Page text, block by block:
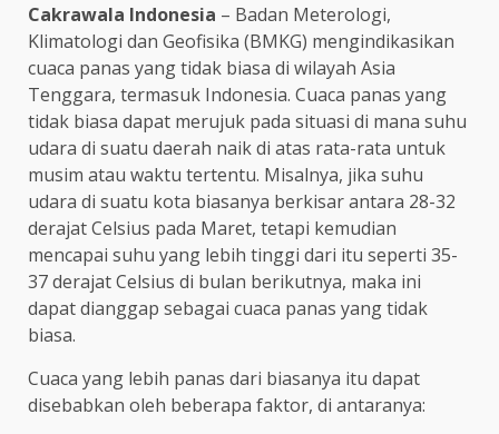
Cakrawala Indonesia – Badan Meterologi,
Klimatologi dan Geofisika (BMKG) mengindikasikan
cuaca panas yang tidak biasa di wilayah Asia
Tenggara, termasuk Indonesia. Cuaca panas yang
tidak biasa dapat merujuk pada situasi di mana suhu
udara di suatu daerah naik di atas rata-rata untuk
musim atau waktu tertentu. Misalnya, jika suhu
udara di suatu kota biasanya berkisar antara 28-32
derajat Celsius pada Maret, tetapi kemudian
mencapai suhu yang lebih tinggi dari itu seperti 35-
37 derajat Celsius di bulan berikutnya, maka ini
dapat dianggap sebagai cuaca panas yang tidak
biasa.
Cuaca yang lebih panas dari biasanya itu dapat
disebabkan oleh beberapa faktor, di antaranya: